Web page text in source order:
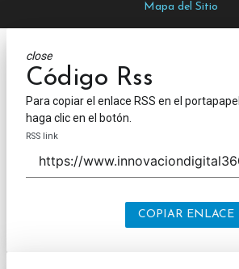
Mapa del Sitio
close
Código Rss
Para copiar el enlace RSS en el
haga clic en el botón.
RSS link
COPIAR ENLACE